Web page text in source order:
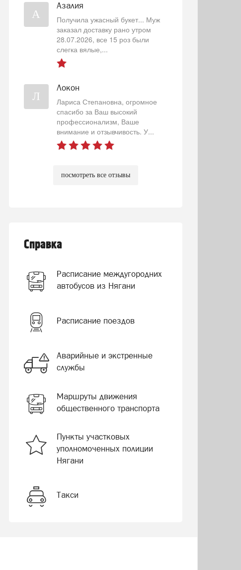
А
Азалия
Получила ужасный букет... Муж
заказал доставку рано утром
28.07.2026, все 15 роз были
слегка вялые,...
Л
Локон
Лариса Степановна, огромное
спасибо за Ваш высокий
профессионализм, Ваше
внимание и отзывчивость. У...
посмотреть все отзывы
Справка
Расписание междугородних
автобусов из Нягани
Расписание поездов
Аварийные и экстренные
службы
Маршруты движения
общественного транспорта
Пункты участковых
уполномоченных полиции
Нягани
Такси